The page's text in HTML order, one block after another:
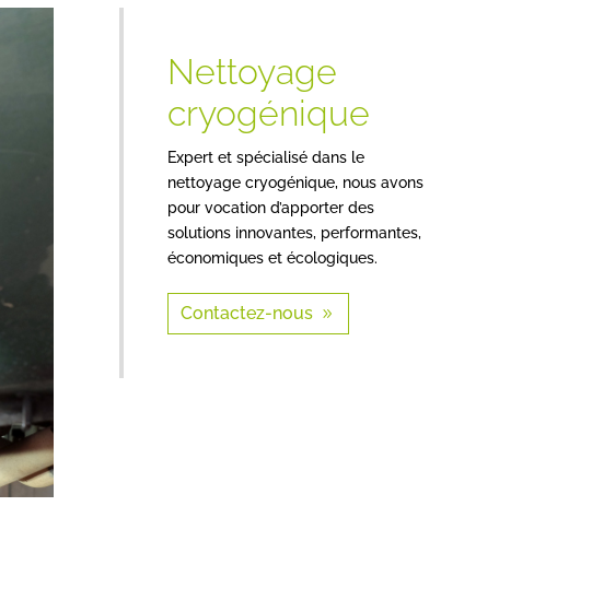
Nettoyage
cryogénique
Expert et spécialisé dans le
nettoyage cryogénique, nous avons
pour vocation d’apporter des
solutions innovantes, performantes,
économiques et écologiques.
Contactez-nous